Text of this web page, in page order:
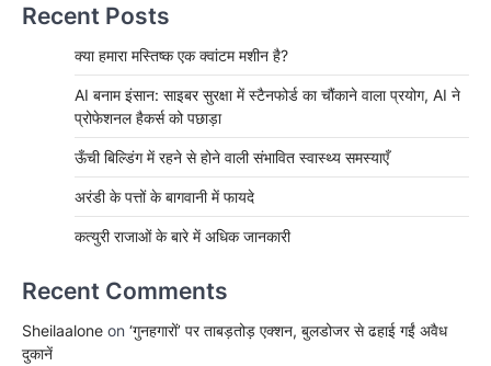
Recent Posts
क्या हमारा मस्तिष्क एक क्वांटम मशीन है?
AI बनाम इंसान: साइबर सुरक्षा में स्टैनफोर्ड का चौंकाने वाला प्रयोग, AI ने
प्रोफेशनल हैकर्स को पछाड़ा
ऊँची बिल्डिंग में रहने से होने वाली संभावित स्वास्थ्य समस्याएँ
अरंडी के पत्तों के बागवानी में फायदे
कत्युरी राजाओं के बारे में अधिक जानकारी
Recent Comments
Sheilaalone on ‘गुनहगारों’ पर ताबड़तोड़ एक्शन, बुलडोजर से ढहाई गईं अवैध
दुकानें